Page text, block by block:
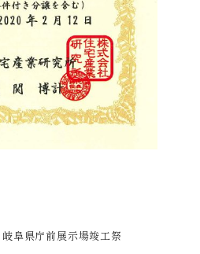
岐阜県庁前展示場竣工祭